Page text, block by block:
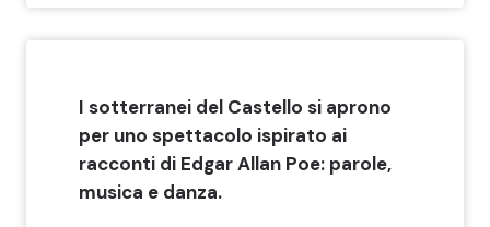
I sotterranei del Castello si aprono
per uno spettacolo ispirato ai
racconti di Edgar Allan Poe: parole,
musica e danza.